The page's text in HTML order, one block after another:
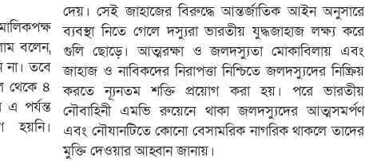
বলেন,
না। তবে
থেকে ৪
পর্যন্ত
হয়নি।
দেয়। সেই জাহাজের বিরুদ্ধে আন্তর্জাতিক আইন অনুসারে
ব্যবস্থা নিতে গেলে দস্যুরা ভারতীয় যুদ্ধজাহাজ লক্ষ্য করে
গুলি ছোড়ে। আত্মরক্ষা ও জলদস্যুতা মোকাবিলায় এবং
জাহাজ ও নাবিকদের নিরাপত্তা নিশ্চিতে জলদস্যুদের নিষ্ক্রিয়
করতে ন্যূনতম শক্তি প্রয়োগ করা হয়। পরে ভারতীয়
নৌবাহিনী এমভি রুয়েনে থাকা জলদস্যুদের আত্মসমর্পণ
এবং নৌযানটিতে কোনো বেসামরিক নাগরিক থাকলে তাদের
মুক্তি দেওয়ার আহ্বান জানায়।